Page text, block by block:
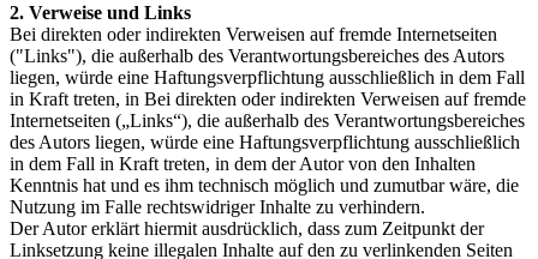
2. Verweise und Links
Bei direkten oder indirekten Verweisen auf fremde Internetseiten
("Links"), die außerhalb des Verantwortungsbereiches des Autors
liegen, würde eine Haftungsverpflichtung ausschließlich in dem Fall
in Kraft treten, in Bei direkten oder indirekten Verweisen auf fremde
Internetseiten („Links“), die außerhalb des Verantwortungsbereiches
des Autors liegen, würde eine Haftungsverpflichtung ausschließlich
in dem Fall in Kraft treten, in dem der Autor von den Inhalten
Kenntnis hat und es ihm technisch möglich und zumutbar wäre, die
Nutzung im Falle rechtswidriger Inhalte zu verhindern.
Der Autor erklärt hiermit ausdrücklich, dass zum Zeitpunkt der
Linksetzung keine illegalen Inhalte auf den zu verlinkenden Seiten